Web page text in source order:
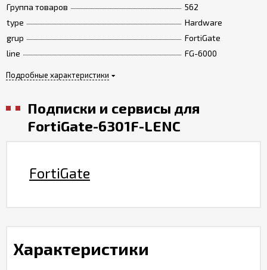
Группа товаров
562
type
Hardware
grup
FortiGate
line
FG-6000
Подробные характеристики
Подписки и сервисы для
FortiGate-6301F-LENC
FortiGate
Характеристики